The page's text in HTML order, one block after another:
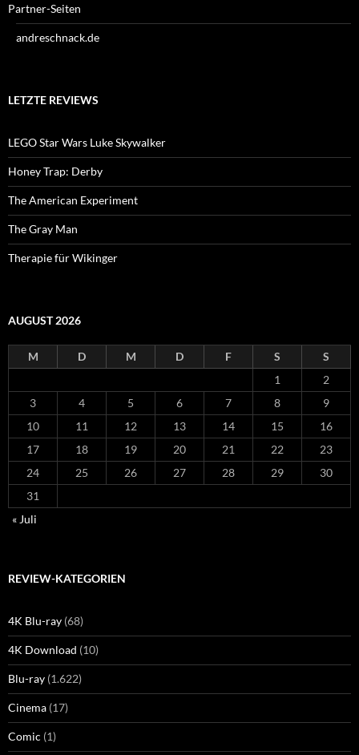
Partner-Seiten
andreschnack.de
LETZTE REVIEWS
LEGO Star Wars Luke Skywalker
Honey Trap: Derby
The American Experiment
The Gray Man
Therapie für Wikinger
AUGUST 2026
M D M D F S
S
1
2
3
4 5 6 7 8
9
10
11 12 13 14 15
16
17
18 19 20 21 22
23
24
25 26 27 28 29
30
31
« Juli
REVIEW-KATEGORIEN
4K Blu-ray (68)
4K Download (10)
Blu-ray (1.622)
Cinema (17)
Comic (1)